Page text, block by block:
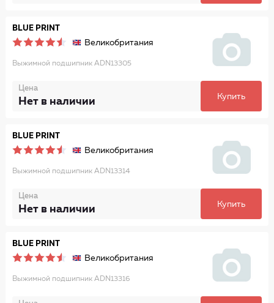
BLUE PRINT
Великобритания
Выжимной подшипник ADN13305
Цена
Нет в наличии Купить
BLUE PRINT
Великобритания
Выжимной подшипник ADN13314
Цена
Нет в наличии Купить
BLUE PRINT
Великобритания
Выжимной подшипник ADN13316